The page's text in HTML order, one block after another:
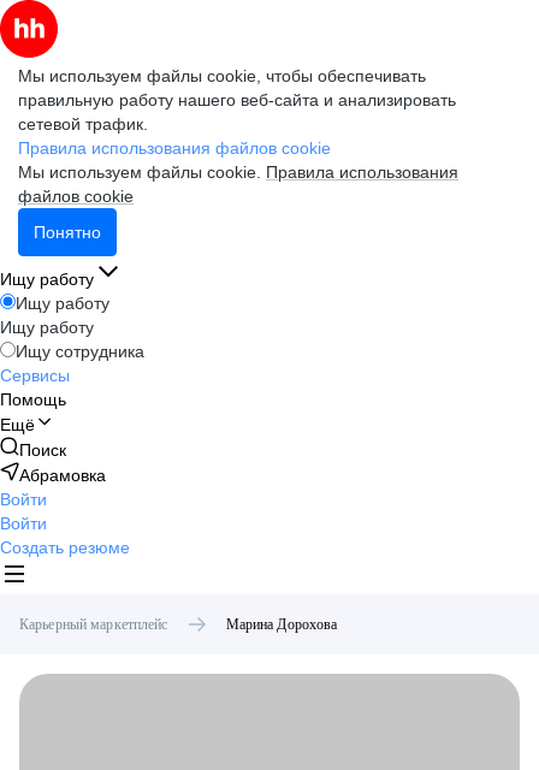
Мы используем файлы cookie, чтобы обеспечивать
правильную работу нашего веб-сайта и анализировать
сетевой трафик.
Правила использования файлов cookie
Мы используем файлы cookie. Правила использования
файлов cookie
Понятно
Ищу работу
Ищу работу
Ищу работу
Ищу сотрудника
Сервисы
Помощь
Ещё
Поиск
Абрамовка
Войти
Войти
Создать резюме
Карьерный маркетплейс Марина Дорохова